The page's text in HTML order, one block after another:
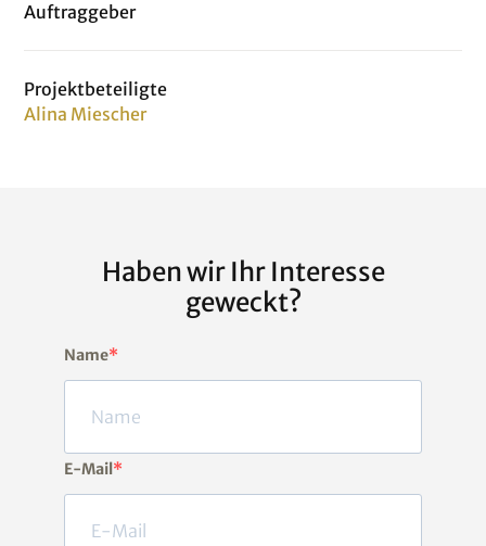
Auftraggeber
Projektbeteiligte
Alina Miescher
Haben wir Ihr Interesse
geweckt?
Name
E-Mail